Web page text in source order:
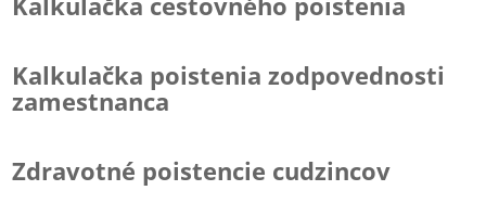
Kalkulačka poistenia zodpovednosti
zamestnanca
Zdravotné poistencie cudzincov